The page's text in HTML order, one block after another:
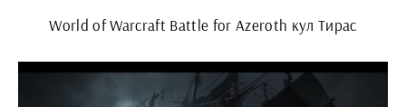
World of Warcraft Battle for Azeroth кул Тирас